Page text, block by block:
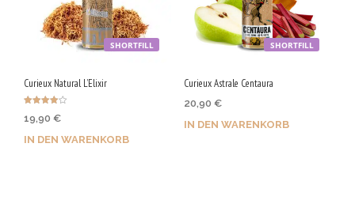
SHORTFILL
Curieux Natural L’Elixir
mit
von 5
19,90 €
IN DEN WARENKORB
SHORTFILL
Curieux Astrale Centaura
20,90 €
IN DEN WARENKORB